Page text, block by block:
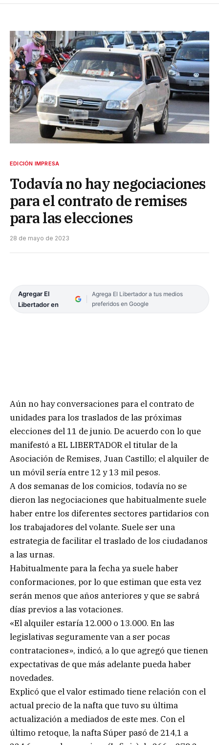
EDICIÓN IMPRESA
Todavía no hay negociaciones
para el contrato de remises
para las elecciones
28 de mayo de 2023
Agregar El
Libertador en
Agrega El Libertador a tus medios
preferidos en Google
Aún no hay conversaciones para el contrato de
unidades para los traslados de las próximas
elecciones del 11 de junio. De acuerdo con lo que
manifestó a EL LIBERTADOR el titular de la
Asociación de Remises, Juan Castillo; el alquiler de
un móvil sería entre 12 y 13 mil pesos.
A dos semanas de los comicios, todavía no se
dieron las negociaciones que habitualmente suele
haber entre los diferentes sectores partidarios con
los trabajadores del volante. Suele ser una
estrategia de facilitar el traslado de los ciudadanos
a las urnas.
Habitualmente para la fecha ya suele haber
conformaciones, por lo que estiman que esta vez
serán menos que años anteriores y que se sabrá
días previos a las votaciones.
«El alquiler estaría 12.000 o 13.000. En las
legislativas seguramente van a ser pocas
contrataciones», indicó, a lo que agregó que tienen
expectativas de que más adelante pueda haber
novedades.
Explicó que el valor estimado tiene relación con el
actual precio de la nafta que tuvo su última
actualización a mediados de este mes. Con el
último retoque, la nafta Súper pasó de 214,1 a